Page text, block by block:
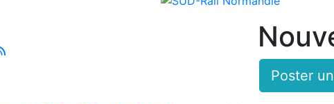
Poster